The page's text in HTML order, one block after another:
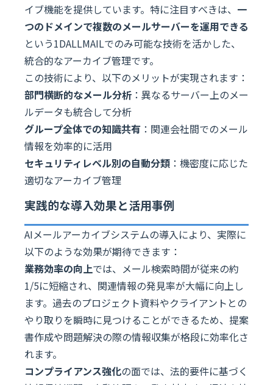
イブ機能を提供しています。特に注目すべきは、 一
つのドメインで複数のメールサーバーを運用できる
という1DALLMAILでのみ可能な技術を活かした、
統合的なアーカイブ管理です。
この技術により、以下のメリットが実現されます：
部門横断的なメール分析 ：異なるサーバー上のメー
ルデータも統合して分析
グループ全体での知識共有 ：関連会社間でのメール
情報を効率的に活用
セキュリティレベル別の自動分類 ：機密度に応じた
適切なアーカイブ管理
実践的な導入効果と活用事例
AIメールアーカイブシステムの導入により、実際に
以下のような効果が期待できます：
業務効率の向上では、メール検索時間が従来の約
1/5に短縮され、関連情報の発見率が大幅に向上し
ます。過去のプロジェクト資料やクライアントとの
やり取りを瞬時に見つけることができるため、提案
書作成や問題解決の際の情報収集が格段に効率化さ
れます。
コンプライアンス強化の面では、法的要件に基づく